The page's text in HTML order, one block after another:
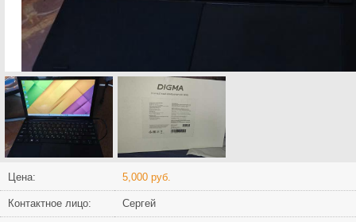
Цена: 5,000 руб.
Контактное лицо: Сергей